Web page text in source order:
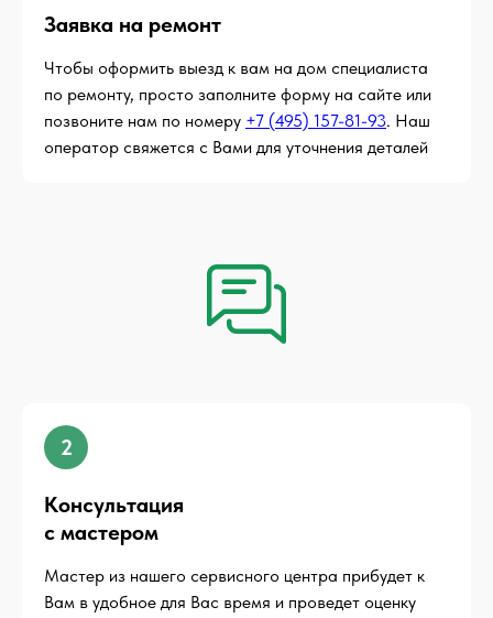
Заявка на ремонт
Чтобы оформить выезд к вам на дом специалиста
по ремонту, просто заполните форму на сайте или
позвоните нам по номеру +7 (495) 157-81-93. Наш
оператор свяжется с Вами для уточнения деталей
2
Консультация
с мастером
Мастер из нашего сервисного центра прибудет к
Вам в удобное для Вас время и проведет оценку